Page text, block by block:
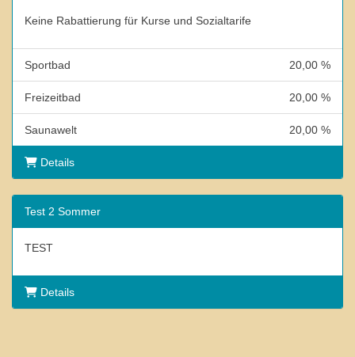
Keine Rabattierung für Kurse und Sozialtarife
Sportbad 20,00 %
Freizeitbad 20,00 %
Saunawelt 20,00 %
Details
Test 2 Sommer
TEST
Details